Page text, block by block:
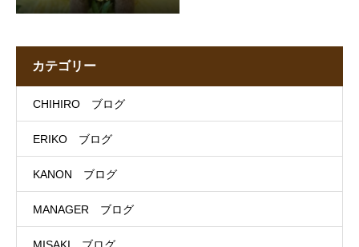
カテゴリー
CHIHIRO ブログ
ERIKO ブログ
KANON ブログ
MANAGER ブログ